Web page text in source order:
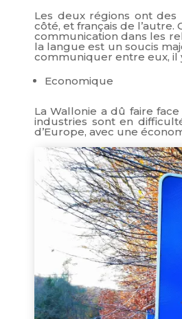
Les deux régions ont
côté, et français de
communication dans les
la langue est un soucis
communiquer entre eux, il
Economique
La Wallonie a dû faire
industries sont en
d’Europe, avec une